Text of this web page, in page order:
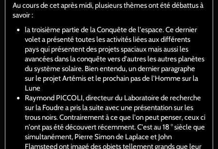
Au cours de cet après midi, plusieurs thèmes ont été débattus à
savoir :
la troisième partie de la Conquête de l'espace. Ce dernier
volet a présenté toutes les activités liées aux différents
pays qui présentent des projets spaciaux mais aussi les
avancées dans la conquête vers d'autres les autres planètes
du système solaire. Bien entendu, un dernier paragraphe
sur le projet Artémis et le prochain pas de l'Homme sur la
Lune
Raymond PICCOLI, directeur du Laboratoire de recherche
sur la Foudre a pris la suite avec une présentation sur les
trous noirs. Contrairement à ce que l'on peut penser, ceux ci
n'ont pas été découvert récemment. C'est au 18 ° siècle que
simultanément, Pierre Simon de Laplace et John
Flamsteed ont imagé des objets tellement grands que leur